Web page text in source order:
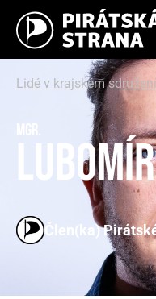
Lidé v krajském sdružení
Mgr.
Člen(ka)